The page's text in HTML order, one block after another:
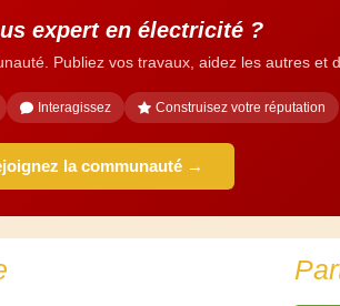
expert en électricité ?
Publiez vos travaux, aidez les autres et
Interagissez Construisez votre réputation
la communauté →